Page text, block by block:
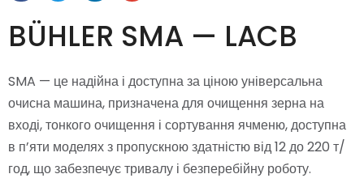
BÜHLER SMA — LACB
SMA — це надійна і доступна за ціною універсальна
очисна машина, призначена для очищення зерна на
вході, тонкого очищення і сортування ячменю, доступна
в п’яти моделях з пропускною здатністю від 12 до 220 т/
год, що забезпечує тривалу і безперебійну роботу.